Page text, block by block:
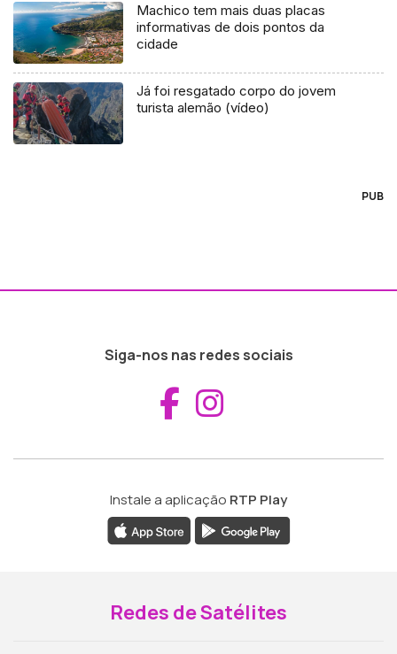
Machico tem mais duas placas
informativas de dois pontos da
cidade
Já foi resgatado corpo do jovem
turista alemão (vídeo)
PUB
Siga-nos nas redes sociais
Aceder ao
Instale a aplicação RTP Play
Redes de Satélites